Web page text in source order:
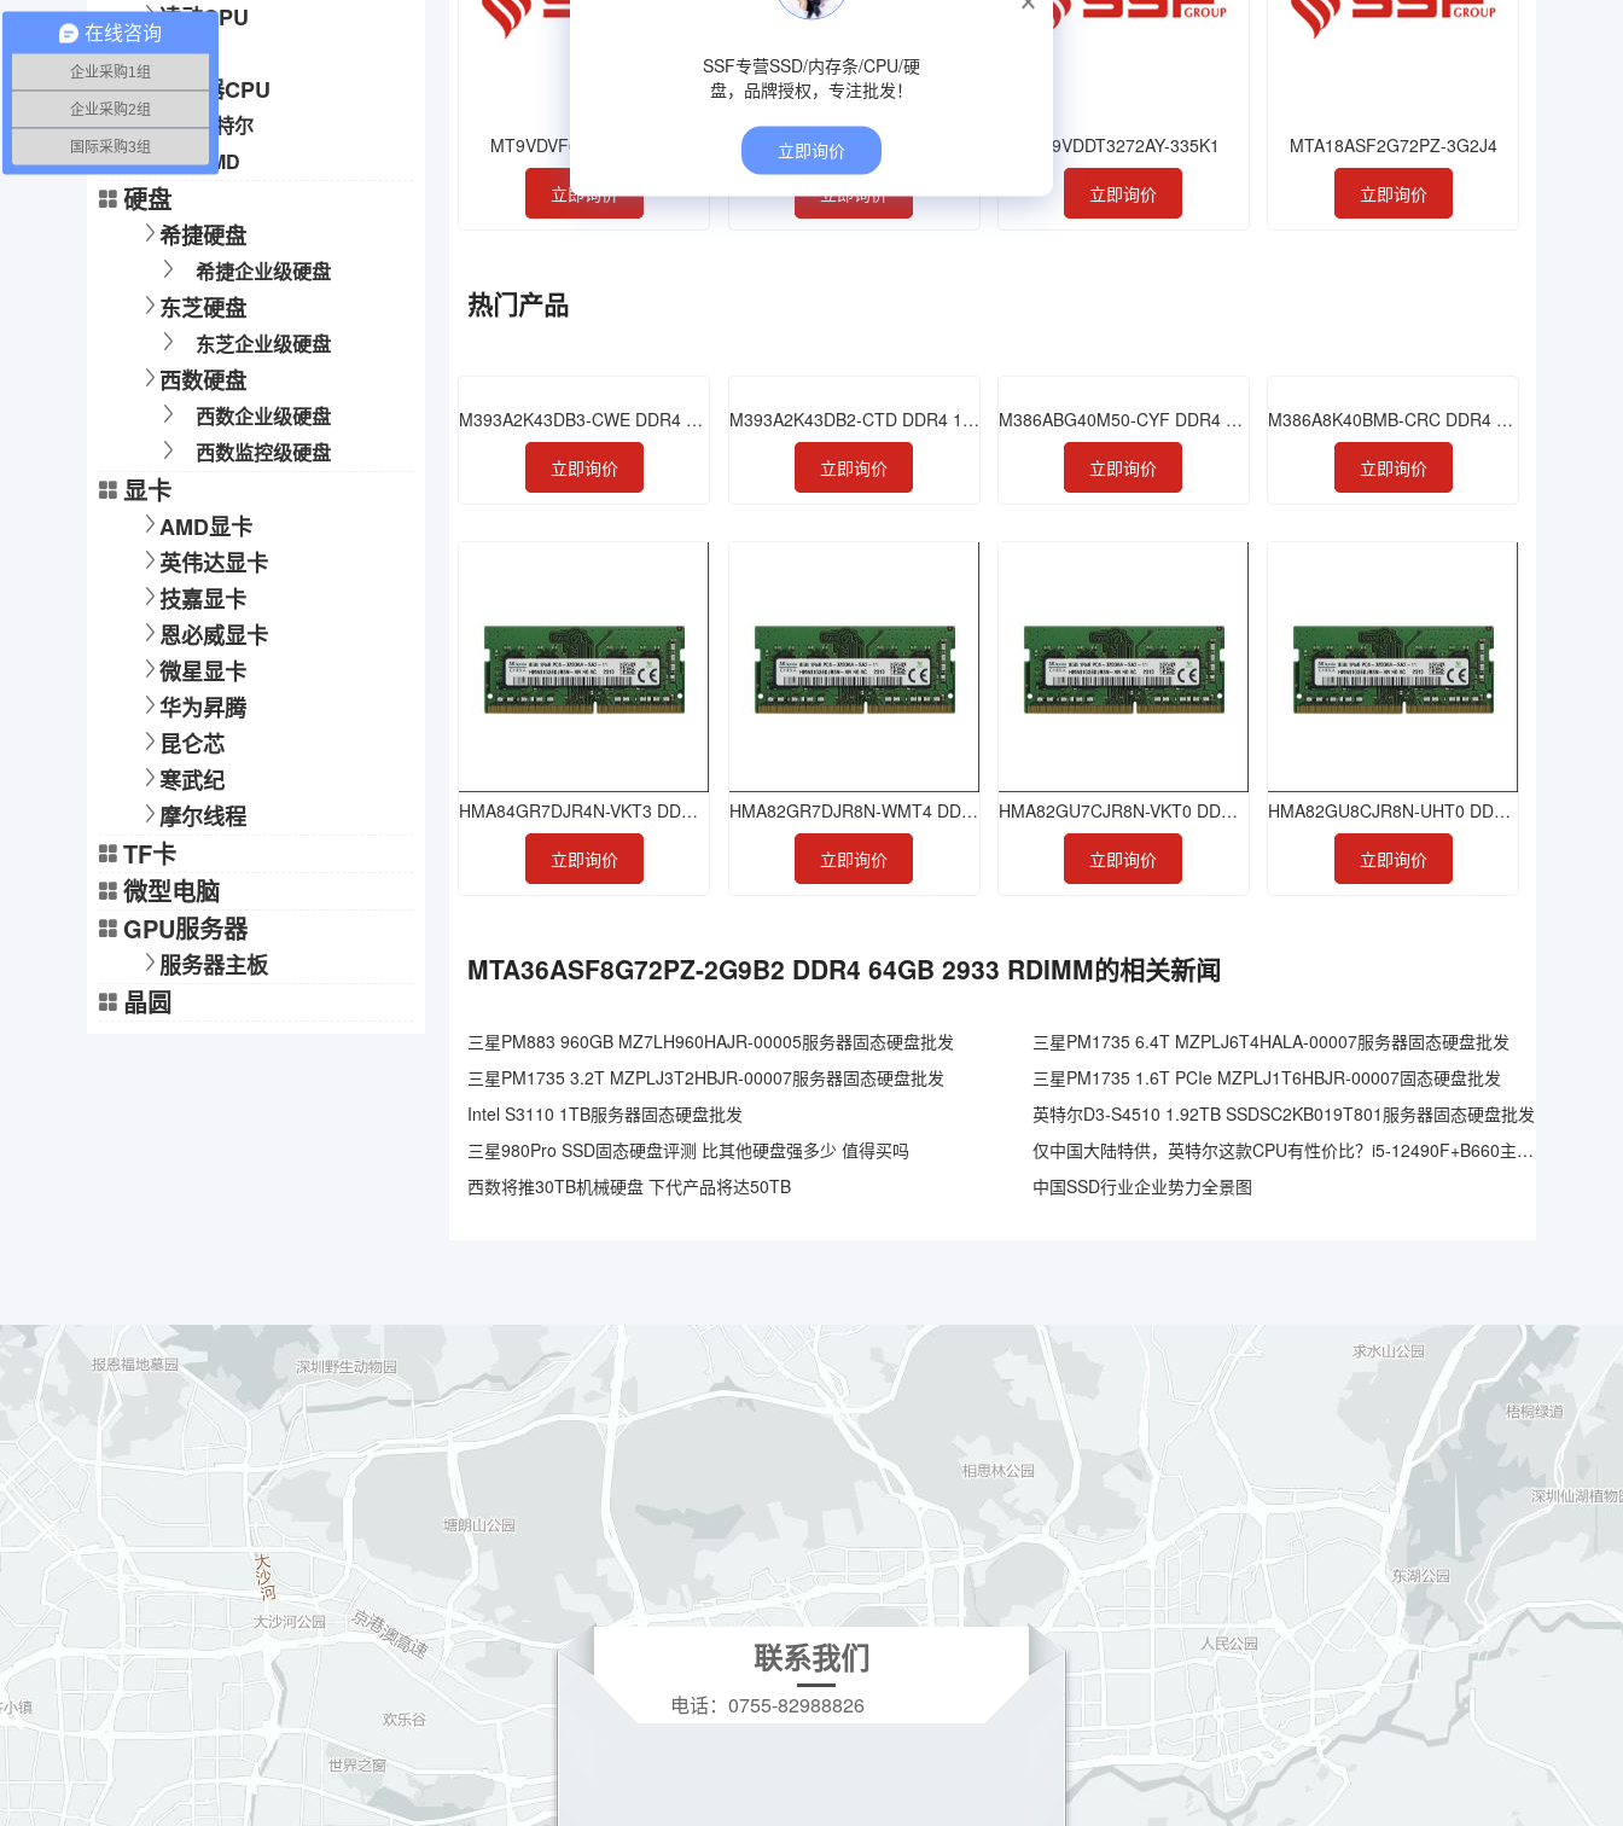
凌动CPU
AMD
服务器CPU
英特尔
AMD
硬盘
希捷硬盘
希捷企业级硬盘
东芝硬盘
东芝企业级硬盘
西数硬盘
西数企业级硬盘
西数监控级硬盘
显卡
AMD显卡
英伟达显卡
技嘉显卡
恩必威显卡
微星显卡
华为昇腾
昆仑芯
寒武纪
摩尔线程
TF卡
微型电脑
GPU服务器
服务器主板
晶圆
MT9VDVF6472G-40BD4
立即询价
MT9VDDT6472AG-40BD1
立即询价
MT9VDDT3272AY-335K1
立即询价
MTA18ASF2G72PZ-3G2J4
立即询价
热门产品
M393A2K43DB3-CWE DDR4 16GB 3200 RDIMM
立即询价
M393A2K43DB2-CTD DDR4 16GB 2666 RDIMM
立即询价
M386ABG40M50-CYF DDR4 256GB 2933 LRDIMM
立即询价
M386A8K40BMB-CRC DDR4 64GB 2400 LRDIMM
立即询价
HMA84GR7DJR4N-VKT3 DDR4 32GB 2666 RDIMM
立即询价
HMA82GR7DJR8N-WMT4 DDR4 16GB 2933 RDIMM
立即询价
HMA82GU7CJR8N-VKT0 DDR4 16GB 2666 ECC-UDIMM
立即询价
HMA82GU8CJR8N-UHT0 DDR4 16GB 2400 ECC-UDIMM
立即询价
MTA36ASF8G72PZ-2G9B2 DDR4 64GB 2933 RDIMM的相关新闻
三星PM883 960GB MZ7LH960HAJR-00005服务器固态硬盘批发
三星PM1735 6.4T MZPLJ6T4HALA-00007服务器固态硬盘批发
三星PM1735 3.2T MZPLJ3T2HBJR-00007服务器固态硬盘批发
三星PM1735 1.6T PCIe MZPLJ1T6HBJR-00007固态硬盘批发
Intel S3110 1TB服务器固态硬盘批发
英特尔D3-S4510 1.92TB SSDSC2KB019T801服务器固态硬盘批发
三星980Pro SSD固态硬盘评测 比其他硬盘强多少 值得买吗
仅中国大陆特供，英特尔这款CPU有性价比？i5-12490F+B660主板实测
西数将推30TB机械硬盘 下代产品将达50TB
中国SSD行业企业势力全景图
联系我们
电话： 0755-82988826
SSF专营SSD/内存条/CPU/硬
盘，品牌授权，专注批发！
立即询价
在线咨询
企业采购1组
企业采购2组
国际采购3组